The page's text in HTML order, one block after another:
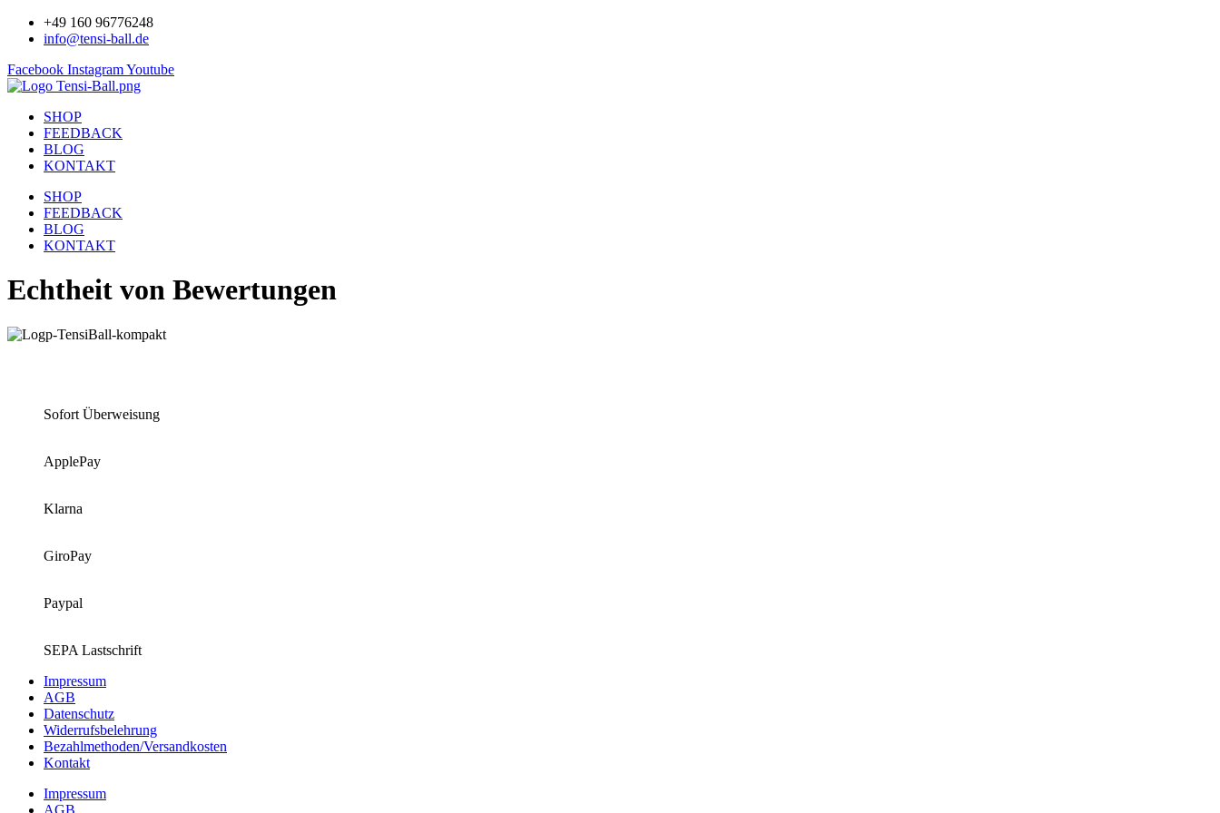
+49 160 96776248
info@tensi-ball.de
Facebook InstagramYoutube
SHOP
FEEDBACK
BLOG
KONTAKT
SHOP
FEEDBACK
BLOG
KONTAKT
Echtheit von Bewertungen
Sofort Überweisung
ApplePay
Klarna
GiroPay
Paypal
SEPA Lastschrift
Impressum
AGB
Datenschutz
Widerrufsbelehrung
Bezahlmethoden/Versandkosten
Kontakt
Impressum
AGB